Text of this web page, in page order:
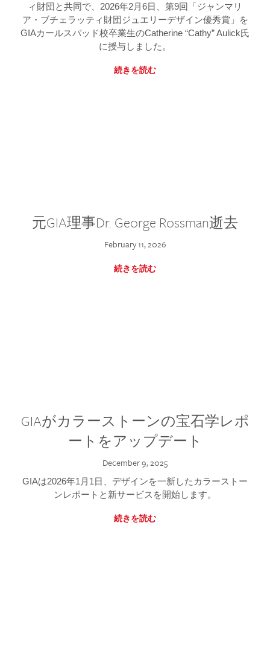
ィ財団と共同で、2026年2月6日、第9回「ジャンマリ
ア・ブチェラッティ財団ジュエリーデザイン優秀賞」を
GIAカールスバッド校卒業生のCatherine “Cathy” Aulick氏
に授与しました。
続きを読む
元GIA理事Dr. George Rossman逝去
February 11, 2026
続きを読む
GIAがカラーストーンの宝石学レポ
ートをアップデート
December 9, 2025
GIAは2026年1月1日、デザインを一新したカラーストー
ンレポートと新サービスを開始します。
続きを読む